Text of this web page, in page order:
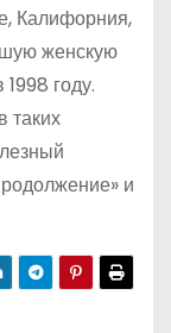
Калифорния,
женскую
году.
таких
и